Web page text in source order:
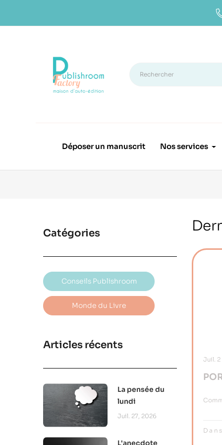
Déposer un manuscrit Nos services
Catégories
Conseils Publishroom
Monde du Livre
Articles récents
La pensée du
lundi
Juil. 27, 2026
L'anecdote
Juil. 2
La